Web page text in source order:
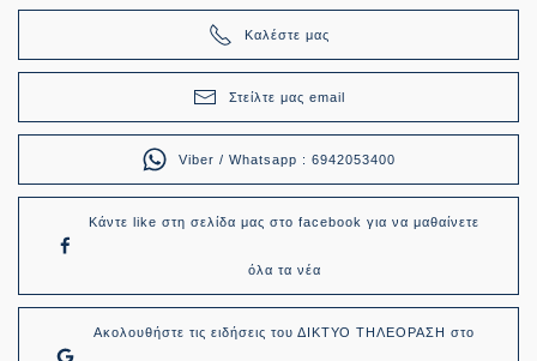
Καλέστε μας
Στείλτε μας email
Viber / Whatsapp : 6942053400
Κάντε like στη σελίδα μας στο facebook για να μαθαίνετε
όλα τα νέα
Ακολουθήστε τις ειδήσεις του ΔΙΚΤΥΟ ΤΗΛΕΟΡΑΣΗ στο